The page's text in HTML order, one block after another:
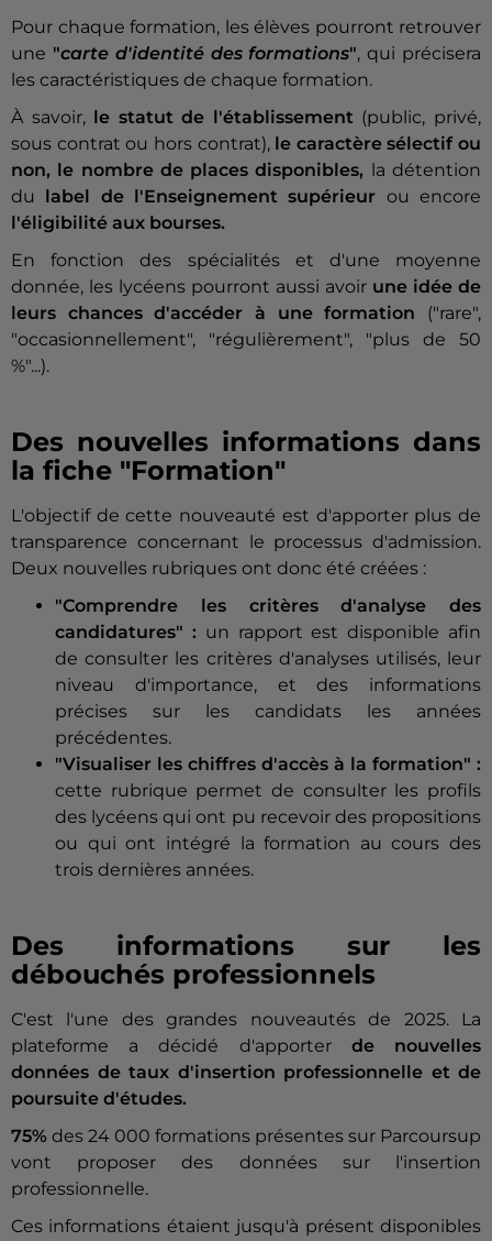
Pour chaque formation, les élèves pourront retrouver
une "carte d'identité des formations", qui précisera
les caractéristiques de chaque formation.
À savoir,
le statut de l'établissement(public, privé,
sous contrat ou hors contrat),le caractère sélectif ou
non,
le nombre de places disponibles, la détention
du
label de l'Enseignement supérieur ou encore
l'éligibilité aux bourses.
En fonction des spécialités et d'une moyenne
donnée, les lycéens pourront aussi avoir une idée de
leurs chances d'accéder à une formation ("rare",
"occasionnellement", "régulièrement", "plus de 50
%"...).
Des nouvelles informations dans
la fiche "Formation"
L'objectif de cette nouveauté est d'apporter plus de
transparence concernant le processus d'admission.
Deux nouvelles rubriques ont donc été créées :
"Comprendre les critères d'analyse des
candidatures" : un rapport est disponible afin
de consulter les critères d'analyses utilisés, leur
niveau d'importance, et des informations
précises sur les candidats les années
précédentes.
"Visualiser les chiffres d'accès à la formation" :
cette rubrique permet de consulter les profils
des lycéens qui ont pu recevoir des propositions
ou qui ont intégré la formation au cours des
trois dernières années.
Des informations sur les
débouchés professionnels
C'est l'une des grandes nouveautés de 2025. La
plateforme a décidé d'apporter de nouvelles
données de taux d'insertion professionnelle et de
poursuite d'études.
75% des 24 000 formations présentes sur Parcoursup
vont proposer des données sur l'insertion
professionnelle.
Ces informations étaient jusqu'à présent disponibles